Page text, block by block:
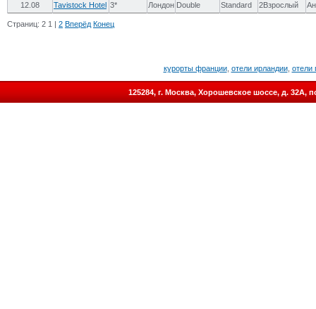
12.08
Tavistock Hotel 3* Лондон Double Standard 2Взрослый
Страниц: 2 1 | 2 Вперёд Конец
курорты франции, отели ирландии, отели
125284, г. Москва, Хорошевское шоссе, д.